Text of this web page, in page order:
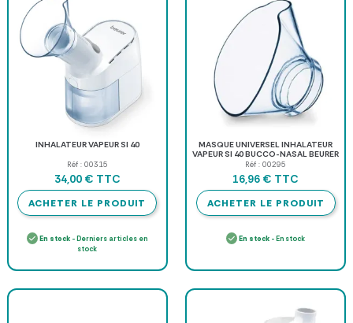
INHALATEUR VAPEUR SI 40
Réf : 00315
34,00 € TTC
ACHETER LE PRODUIT
En stock - Derniers articles en
stock
MASQUE UNIVERSEL INHALATEUR
VAPEUR SI 40 BUCCO-NASAL BEURER
- accessoire
Réf : 00295
16,96 € TTC
ACHETER LE PRODUIT
En stock - En stock